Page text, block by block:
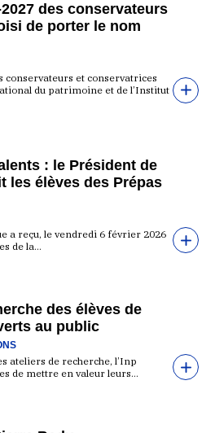
des conservateurs
de porter le nom
conservateurs et conservatrices
du patrimoine et de l’Institut
: le Président de
les élèves des Prépas
a reçu, le vendredi 6 février 2026
de la…
des élèves de
au public
ateliers de recherche, l’Inp
de mettre en valeur leurs…